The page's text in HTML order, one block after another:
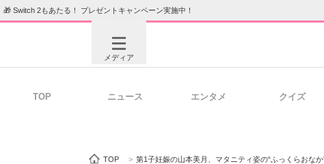
🎁 Switch 2もあたる！ プレゼントキャンペーン実施中！
メディア
TOP ニュース エンタメ クイズ
TOP > 第1子妊娠の山本美月、マタニティ姿の“ふっくらおな